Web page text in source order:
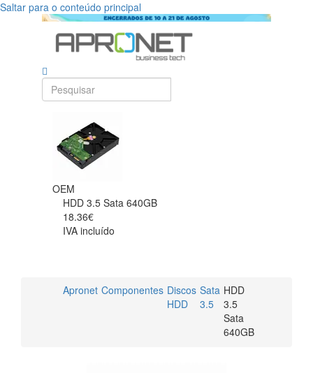
Saltar para o conteúdo principal
OEM
HDD 3.5 Sata 640GB
18.36€
IVA incluído
Apronet Componentes Discos
HDD
Sata
3.5
HDD
3.5
Sata
640GB